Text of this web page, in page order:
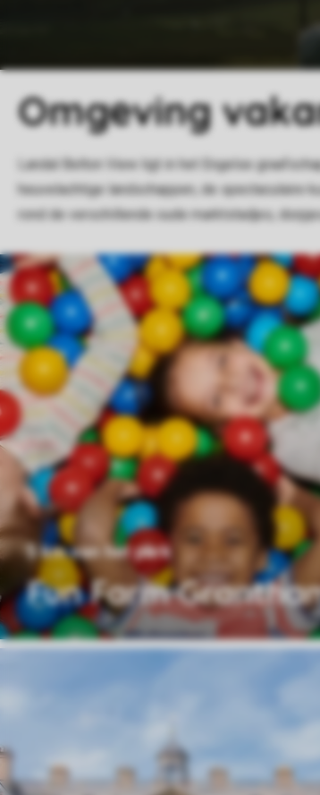
Omgeving
Landal Belton View ligt in het Engelse
heuvelachtige landschappen, de spectaculaire
rond de verschillende oude marktstadjes,
Fun Farm
5 km van het park